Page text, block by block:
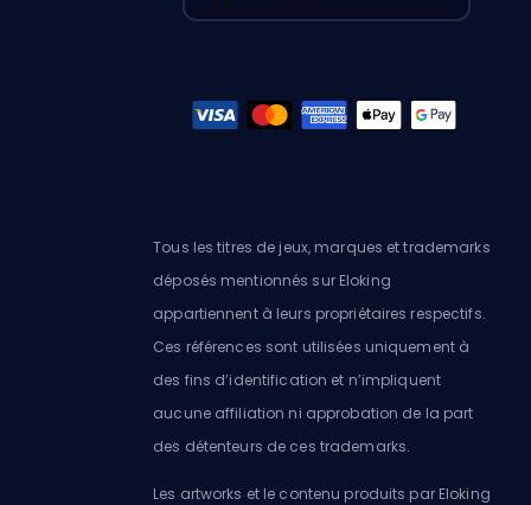
Tous les titres de jeux, marques et trademarks
déposés mentionnés sur Eloking
appartiennent à leurs propriétaires respectifs.
Ces références sont utilisées uniquement à
des fins d’identification et n’impliquent
aucune affiliation ni approbation de la part
des détenteurs de ces trademarks.
Les artworks et le contenu produits par Eloking